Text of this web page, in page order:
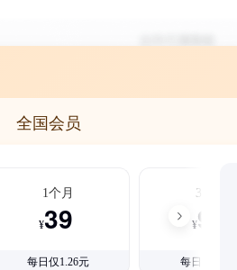
全国会员
1个月
¥39
每日仅1.26元
3个月
¥99
每日仅1.08元